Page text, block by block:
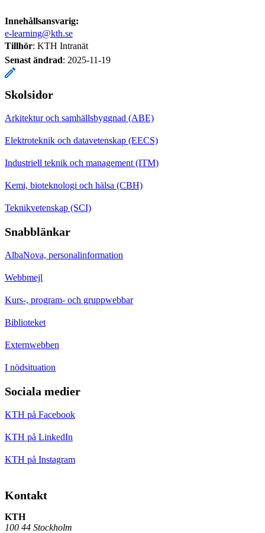
Innehållsansvarig:
e-learning@kth.se
Tillhör: KTH Intranät
Senast ändrad: 2025-11-19
Skolsidor
Arkitektur och samhällsbyggnad (ABE)
Elektroteknik och datavetenskap (EECS)
Industriell teknik och management (ITM)
Kemi, bioteknologi och hälsa (CBH)
Teknikvetenskap (SCI)
Snabblänkar
AlbaNova, personalinformation
Webbmejl
Kurs-, program- och gruppwebbar
Biblioteket
Externwebben
I nödsituation
Sociala medier
KTH på Facebook
KTH på LinkedIn
KTH på Instagram
Kontakt
KTH
100 44 Stockholm